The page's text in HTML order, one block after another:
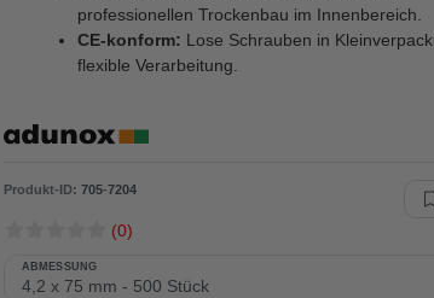
professionellen Trockenbau im Innenbereich.
CE-konform: Lose Schrauben in
flexible Verarbeitung.
Produkt-ID: 705-7204
(0)
ABMESSUNG